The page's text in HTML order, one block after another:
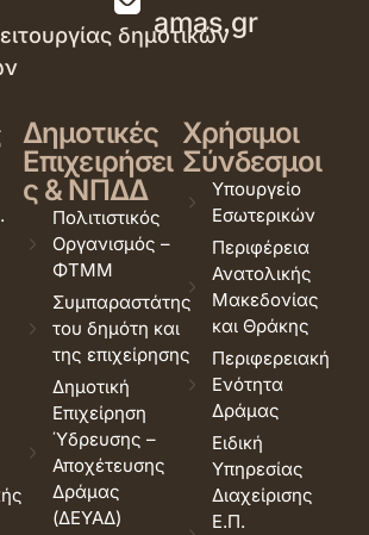
amas.gr
δημοτικών
Δημοτικές
Επιχειρήσει
ς & ΝΠΔΔ
Πολιτιστικός
Οργανισμός –
ΦΤΜΜ
Συμπαραστάτης
του δημότη και
της επιχείρησης
Δημοτική
Επιχείρηση
Ύδρευσης –
Αποχέτευσης
Δράμας
(ΔΕΥΑΔ)
Χρήσιμοι
Σύνδεσμοι
Υπουργείο
Εσωτερικών
Περιφέρεια
Ανατολικής
Μακεδονίας
και Θράκης
Περιφερειακή
Ενότητα
Δράμας
Ειδική
Υπηρεσίας
Διαχείρισης
Ε.Π.